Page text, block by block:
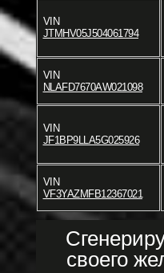
VIN
JTMHV05J504061794
VIN
NLAFD7670AW021098
VIN
JF1BP9LLA5G025926
VIN
VF3YAZMFB12367021
своего